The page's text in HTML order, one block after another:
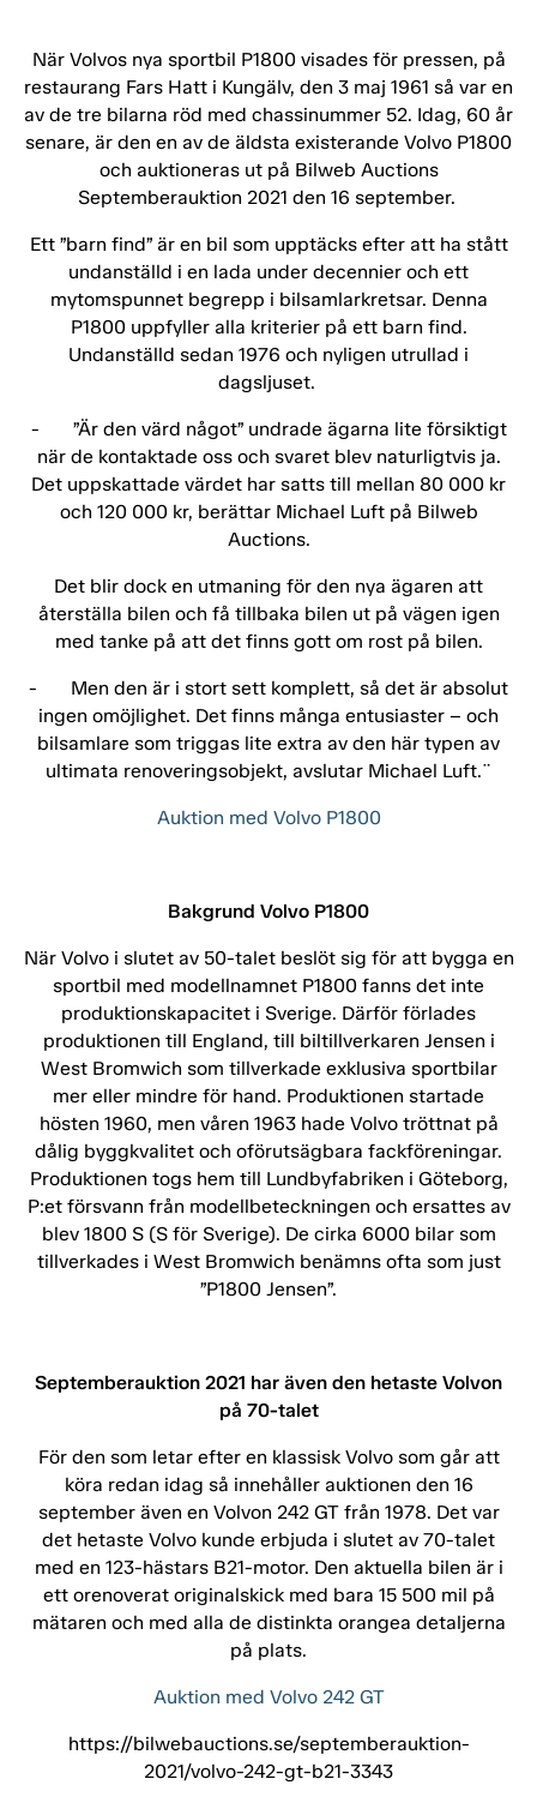
När Volvos nya sportbil P1800 visades för pressen, på
restaurang Fars Hatt i Kungälv, den 3 maj 1961 så var en
av de tre bilarna röd med chassinummer 52. Idag, 60 år
senare, är den en av de äldsta existerande Volvo P1800
och auktioneras ut på Bilweb Auctions
Septemberauktion 2021 den 16 september.
Ett ”barn find” är en bil som upptäcks efter att ha stått
undanställd i en lada under decennier och ett
mytomspunnet begrepp i bilsamlarkretsar. Denna
P1800 uppfyller alla kriterier på ett barn find.
Undanställd sedan 1976 och nyligen utrullad i
dagsljuset.
- ”Är den värd något” undrade ägarna lite försiktigt
när de kontaktade oss och svaret blev naturligtvis ja.
Det uppskattade värdet har satts till mellan 80 000 kr
och 120 000 kr, berättar Michael Luft på Bilweb
Auctions.
Det blir dock en utmaning för den nya ägaren att
återställa bilen och få tillbaka bilen ut på vägen igen
med tanke på att det finns gott om rost på bilen.
- Men den är i stort sett komplett, så det är absolut
ingen omöjlighet. Det finns många entusiaster – och
bilsamlare som triggas lite extra av den här typen av
ultimata renoveringsobjekt, avslutar Michael Luft.¨
Auktion med Volvo P1800
Bakgrund Volvo P1800
När Volvo i slutet av 50-talet beslöt sig för att bygga en
sportbil med modellnamnet P1800 fanns det inte
produktionskapacitet i Sverige. Därför förlades
produktionen till England, till biltillverkaren Jensen i
West Bromwich som tillverkade exklusiva sportbilar
mer eller mindre för hand. Produktionen startade
hösten 1960, men våren 1963 hade Volvo tröttnat på
dålig byggkvalitet och oförutsägbara fackföreningar.
Produktionen togs hem till Lundbyfabriken i Göteborg,
P:et försvann från modellbeteckningen och ersattes av
blev 1800 S (S för Sverige). De cirka 6000 bilar som
tillverkades i West Bromwich benämns ofta som just
”P1800 Jensen”.
Septemberauktion 2021 har även den hetaste Volvon
på 70-talet
För den som letar efter en klassisk Volvo som går att
köra redan idag så innehåller auktionen den 16
september även en Volvon 242 GT från 1978. Det var
det hetaste Volvo kunde erbjuda i slutet av 70-talet
med en 123-hästars B21-motor. Den aktuella bilen är i
ett orenoverat originalskick med bara 15 500 mil på
mätaren och med alla de distinkta orangea detaljerna
på plats.
Auktion med Volvo 242 GT
https://bilwebauctions.se/septemberauktion-
2021/volvo-242-gt-b21-3343